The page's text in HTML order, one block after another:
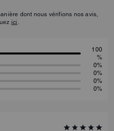
dont nous vérifions nos avis,
ici .
100
%
0%
0%
0%
0%